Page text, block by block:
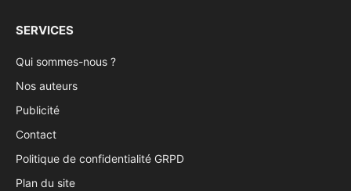
SERVICES
Qui sommes-nous ?
Nos auteurs
Publicité
Contact
Politique de confidentialité GRPD
Plan du site